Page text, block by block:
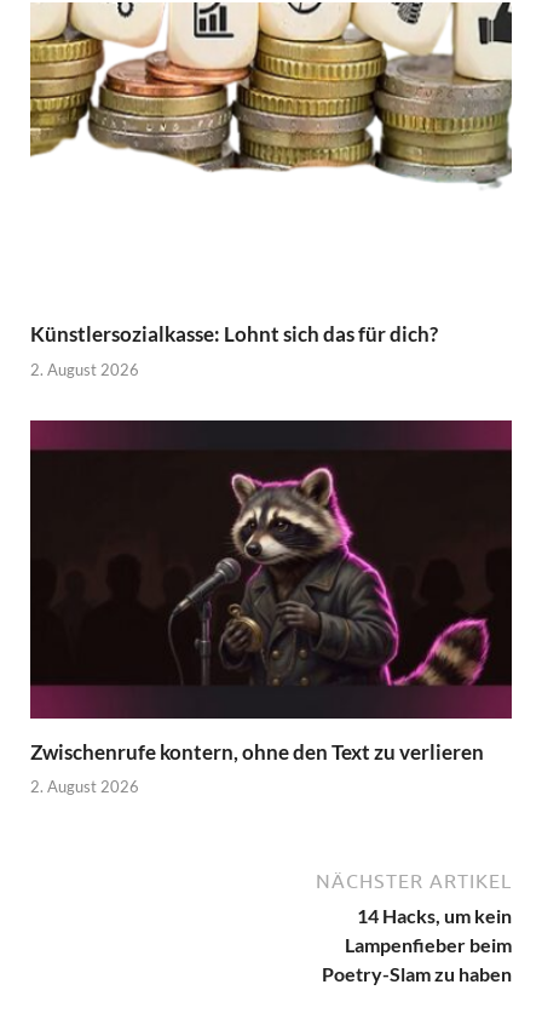
Künstlersozialkasse: Lohnt sich das für dich?
2. August 2026
Zwischenrufe kontern, ohne den Text zu verlieren
2. August 2026
NÄCHSTER ARTIKEL
14 Hacks, um kein
Lampenfieber beim
Poetry-Slam zu haben